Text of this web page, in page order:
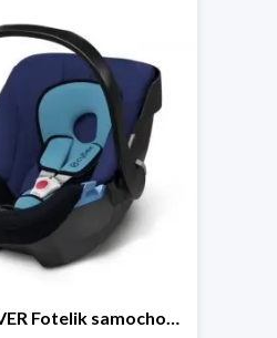
CYBEX SILVER Fotelik samochodowy + dostawa gratis!